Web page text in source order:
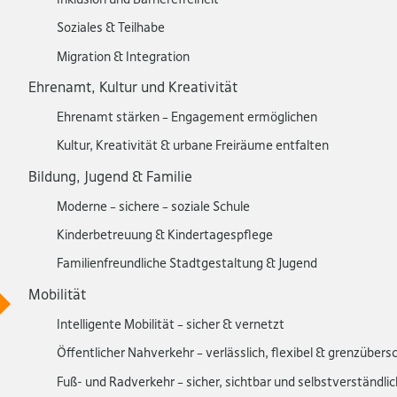
Soziales & Teilhabe
Migration & Integration
Ehrenamt, Kultur und Kreativität
Ehrenamt stärken – Engagement ermöglichen
Kultur, Kreativität & urbane Freiräume entfalten
Bildung, Jugend & Familie
Moderne – sichere – soziale Schule
Kinderbetreuung & Kindertagespflege
Familienfreundliche Stadtgestaltung & Jugend
Mobilität
Intelligente Mobilität – sicher & vernetzt
Öffentlicher Nahverkehr – verlässlich, flexibel &
Fuß- und Radverkehr – sicher, sichtbar und